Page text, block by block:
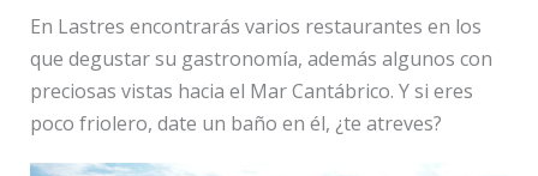
En Lastres encontrarás varios restaurantes en los
que degustar su gastronomía, además algunos con
preciosas vistas hacia el Mar Cantábrico. Y si eres
poco friolero, date un baño en él, ¿te atreves?